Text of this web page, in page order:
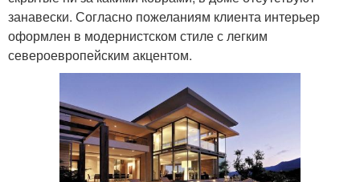
занавески. Согласно пожеланиям клиента интерьер
оформлен в модернистском стиле с легким
североевропейским акцентом.